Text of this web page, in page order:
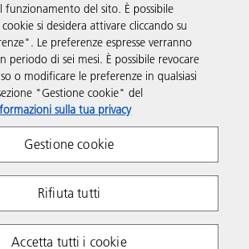
Policy sui cookie
P. IVA IT 00748490158
funzionamento del sito. È possibile
si desidera attivare cliccando su
Le preferenze espresse verranno
periodo di sei mesi. È possibile revocare
o modificare le preferenze in qualsiasi
"Gestione cookie" del
sulla tua privacy
Gestione cookie
Rifiuta tutti
Accetta tutti i cookie